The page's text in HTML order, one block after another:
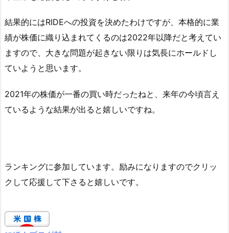
結果的にはRIDEへの投資を決めたわけですが、本格的に業
績が株価に織り込まれてくるのは2022年以降だと考えてい
ますので、大きな問題が起きない限りは気長にホールドし
ていようと思います。
2021年の株価が一番の買い時だったねと、来年の今頃言え
ているような結果が出ると嬉しいですね。
ランキングに参加しています。励みになりますのでクリッ
クして応援して下さると嬉しいです。